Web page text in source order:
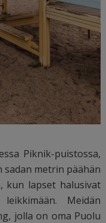
Piknik-puistossa,
metrin päähän
kun lapset halusivat
Meidän
jolla on oma Puolu